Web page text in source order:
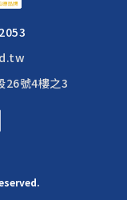
26號4樓之3